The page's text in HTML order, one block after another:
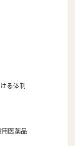
る体制
用医薬品